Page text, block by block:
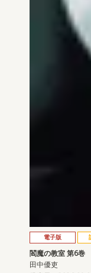
電子版
閻魔の教室 第6巻
田中優吏